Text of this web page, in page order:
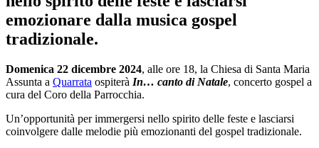
emozionare dalla musica gospel
tradizionale.
Domenica 22 dicembre 2024, alle ore 18, la Chiesa di Santa Maria
Assunta a Quarrata ospiterà In… canto di Natale, concerto gospel a
cura del Coro della Parrocchia.
Un’opportunità per immergersi nello spirito delle feste e lasciarsi
coinvolgere dalle melodie più emozionanti del gospel tradizionale.